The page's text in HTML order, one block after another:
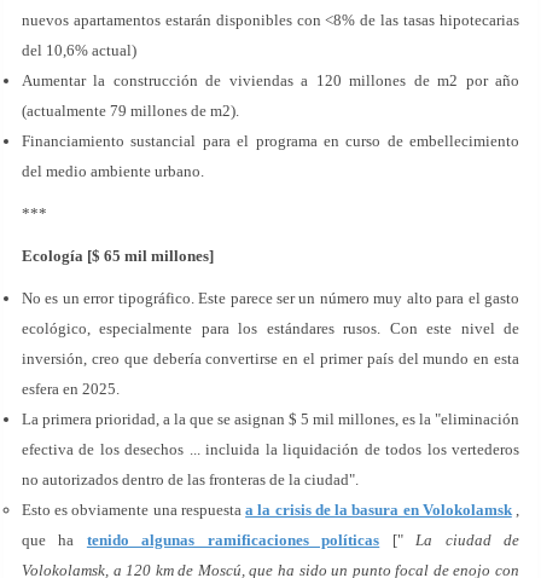
nuevos apartamentos estarán disponibles con <8% de las tasas hipotecarias
del 10,6% actual)
Aumentar la construcción de viviendas a 120 millones de m2 por año
(actualmente 79 millones de m2).
Financiamiento sustancial para el programa en curso de embellecimiento
del medio ambiente urbano.
***
Ecología [$ 65 mil millones]
No es un error tipográfico. Este parece ser un número muy alto para el gasto
ecológico, especialmente para los estándares rusos. Con este nivel de
inversión, creo que debería convertirse en el primer país del mundo en esta
esfera en 2025.
La primera prioridad, a la que se asignan $ 5 mil millones, es la "eliminación
efectiva de los desechos ... incluida la liquidación de todos los vertederos
no autorizados dentro de las fronteras de la ciudad".
Esto es obviamente una respuestaa la crisis de la basura en Volokolamsk,
que ha tenido algunas ramificaciones políticas ["La ciudad de
Volokolamsk, a 120 km de Moscú, que ha sido un punto focal de enojo con